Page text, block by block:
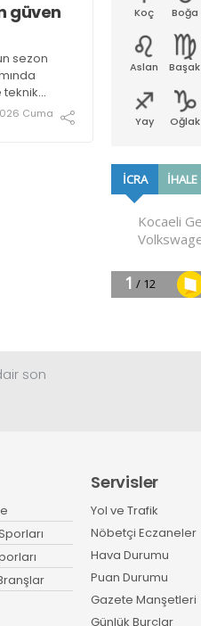
güven
sezon
teknik
gelen
Cuma
Koç Boğa
Aslan Başak
Yay Oğlak
son
Servisler
Yol ve Trafik
Nöbetçi Eczaneler
Hava Durumu
Puan Durumu
Gazete Manşetleri
Günlük Burçlar